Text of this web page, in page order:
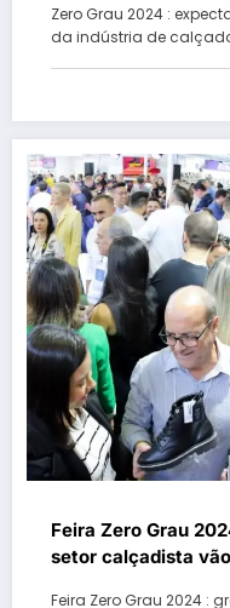
Zero Grau 2024 :
da indústria de
Feira Zero Grau
setor calçadista
Feira Zero Grau 2024 :